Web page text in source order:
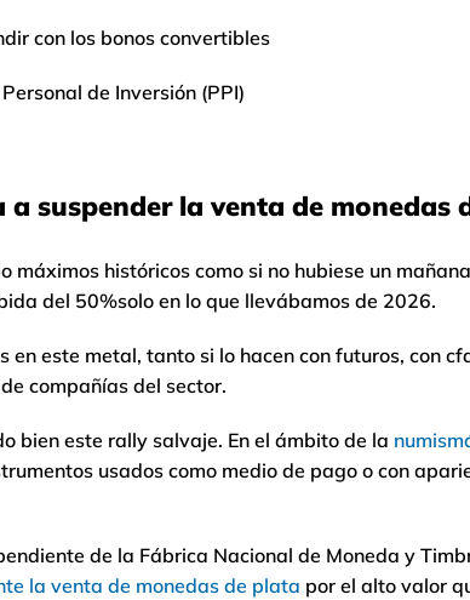
con los bonos convertibles
de Inversión (PPI)
suspender la venta de monedas
máximos históricos como si no hubiese un
del 50%solo en lo que llevábamos de 2026.
este metal, tanto si lo hacen con futuros, con
compañías del sector.
bien este rally salvaje. En el ámbito de la
usados como medio de pago o con
de la Fábrica Nacional de Moneda y
la venta de monedas de plata por el alto valor